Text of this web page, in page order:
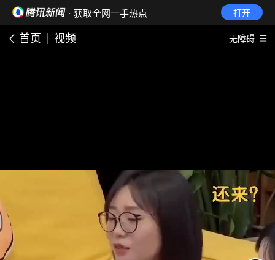
· 获取全网一手热点 打开
首页 视频 无障碍